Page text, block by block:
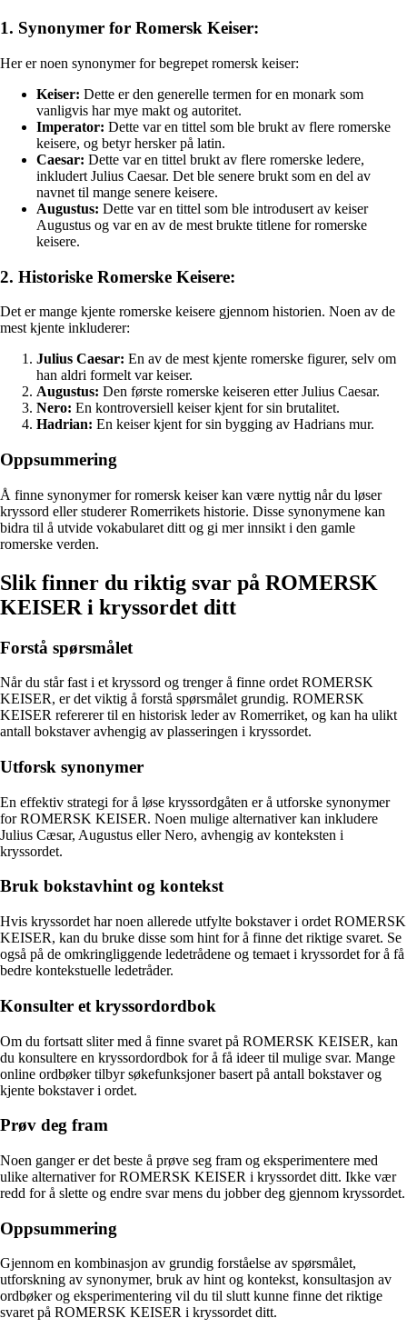
1. Synonymer for Romersk Keiser:
Her er noen synonymer for begrepet romersk keiser:
Keiser: Dette er den generelle termen for en monark som
vanligvis har mye makt og autoritet.
Imperator: Dette var en tittel som ble brukt av flere romerske
keisere, og betyr hersker på latin.
Caesar: Dette var en tittel brukt av flere romerske ledere,
inkludert Julius Caesar. Det ble senere brukt som en del av
navnet til mange senere keisere.
Augustus: Dette var en tittel som ble introdusert av keiser
Augustus og var en av de mest brukte titlene for romerske
keisere.
2. Historiske Romerske Keisere:
Det er mange kjente romerske keisere gjennom historien. Noen av de
mest kjente inkluderer:
Julius Caesar: En av de mest kjente romerske figurer, selv om
han aldri formelt var keiser.
Augustus: Den første romerske keiseren etter Julius Caesar.
Nero: En kontroversiell keiser kjent for sin brutalitet.
Hadrian: En keiser kjent for sin bygging av Hadrians mur.
Oppsummering
Å finne synonymer for romersk keiser kan være nyttig når du løser
kryssord eller studerer Romerrikets historie. Disse synonymene kan
bidra til å utvide vokabularet ditt og gi mer innsikt i den gamle
romerske verden.
Slik finner du riktig svar på ROMERSK
KEISER i kryssordet ditt
Forstå spørsmålet
Når du står fast i et kryssord og trenger å finne ordet ROMERSK
KEISER, er det viktig å forstå spørsmålet grundig. ROMERSK
KEISER refererer til en historisk leder av Romerriket, og kan ha ulikt
antall bokstaver avhengig av plasseringen i kryssordet.
Utforsk synonymer
En effektiv strategi for å løse kryssordgåten er å utforske synonymer
for ROMERSK KEISER. Noen mulige alternativer kan inkludere
Julius Cæsar, Augustus eller Nero, avhengig av konteksten i
kryssordet.
Bruk bokstavhint og kontekst
Hvis kryssordet har noen allerede utfylte bokstaver i ordet ROMERSK
KEISER, kan du bruke disse som hint for å finne det riktige svaret. Se
også på de omkringliggende ledetrådene og temaet i kryssordet for å få
bedre kontekstuelle ledetråder.
Konsulter et kryssordordbok
Om du fortsatt sliter med å finne svaret på ROMERSK KEISER, kan
du konsultere en kryssordordbok for å få ideer til mulige svar. Mange
online ordbøker tilbyr søkefunksjoner basert på antall bokstaver og
kjente bokstaver i ordet.
Prøv deg fram
Noen ganger er det beste å prøve seg fram og eksperimentere med
ulike alternativer for ROMERSK KEISER i kryssordet ditt. Ikke vær
redd for å slette og endre svar mens du jobber deg gjennom kryssordet.
Oppsummering
Gjennom en kombinasjon av grundig forståelse av spørsmålet,
utforskning av synonymer, bruk av hint og kontekst, konsultasjon av
ordbøker og eksperimentering vil du til slutt kunne finne det riktige
svaret på ROMERSK KEISER i kryssordet ditt.